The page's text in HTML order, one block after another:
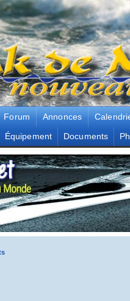
Forum Annonces
Équipement Documents